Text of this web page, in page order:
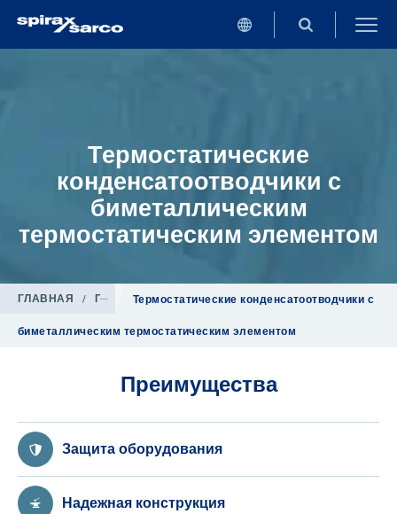
Термостатические
конденсатоотводчики с
биметаллическим
термостатическим элементом
ГЛАВНАЯ / Продукция / Конденсатоотводчики
Термостатические конденсатоотводчики с
биметаллическим термостатическим элементом
Преимущества
Защита оборудования
Надежная конструкция